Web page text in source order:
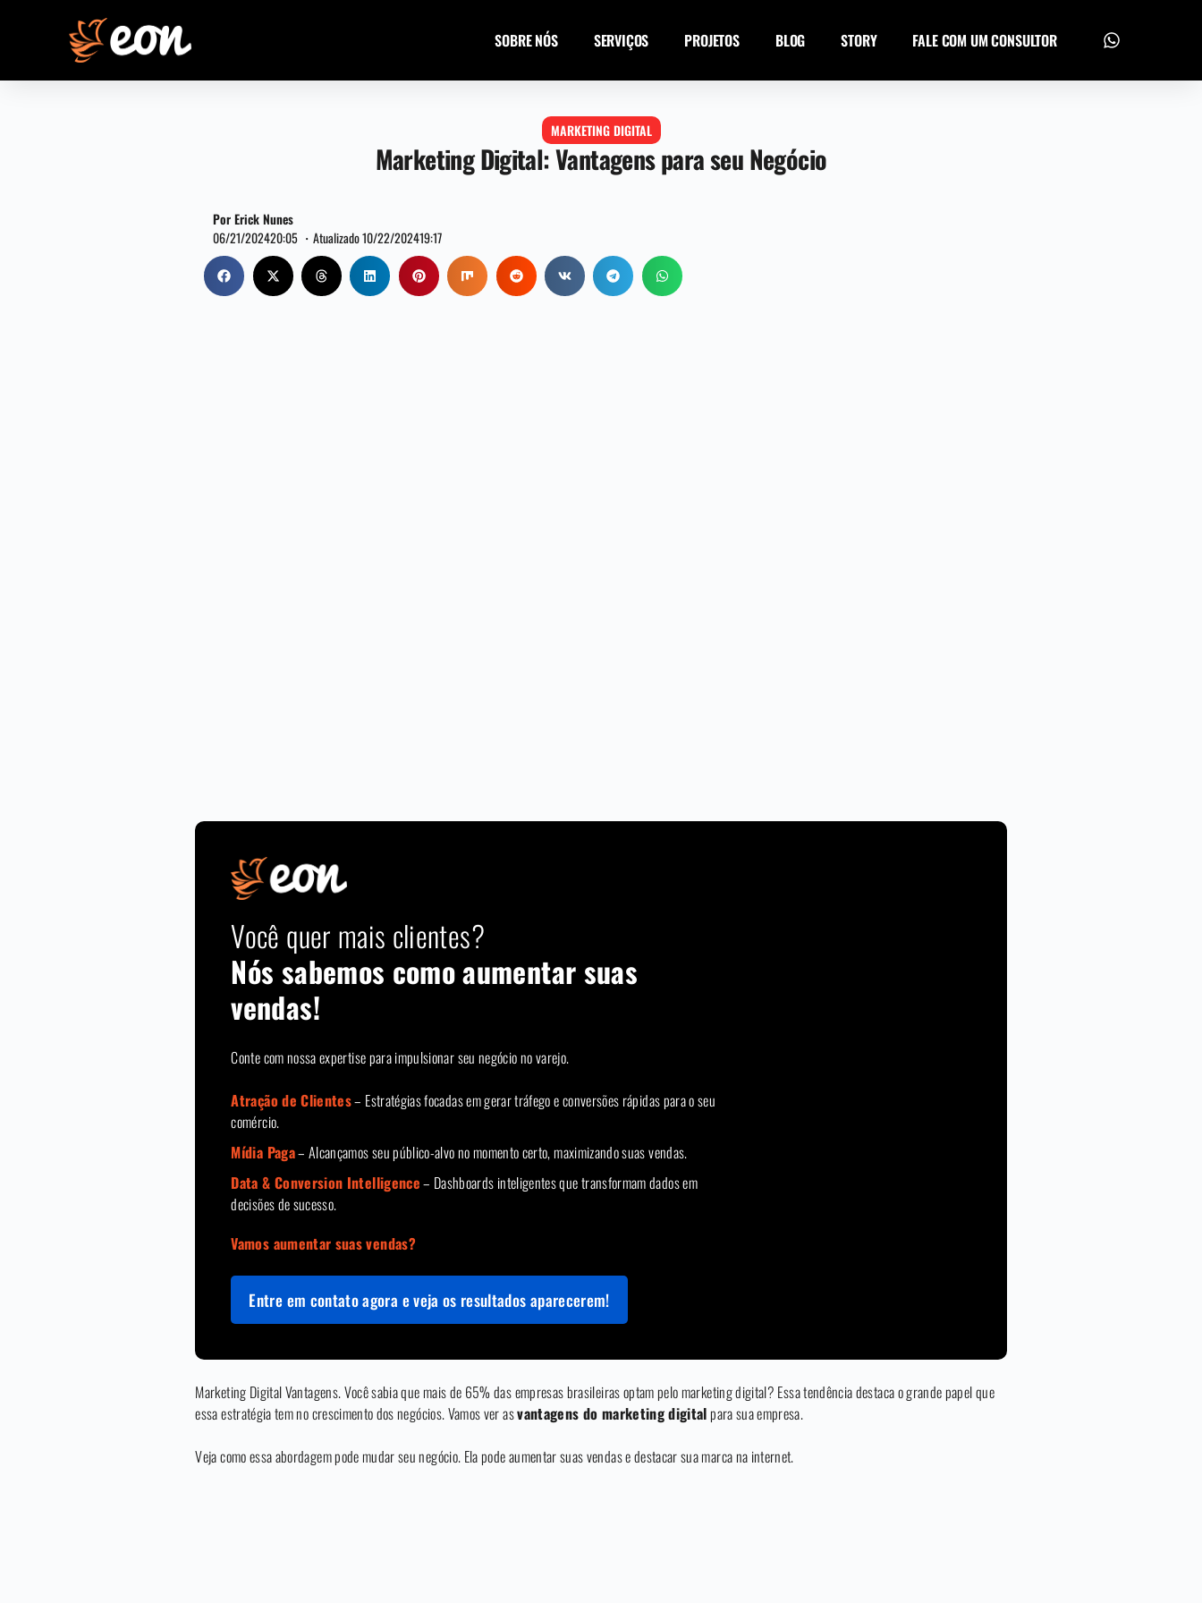
SOBRE NÓS SERVIÇOS PROJETOS BLOG STORY FALE COM UM CONSULTOR
MARKETING DIGITAL
Marketing Digital: Vantagens para seu Negócio
Por Erick Nunes
06/21/202420:05 ・Atualizado 10/22/202419:17
Você quer mais clientes?
Nós sabemos como aumentar suas
vendas!
Conte com nossa expertise para impulsionar seu negócio no varejo.
Atração de Clientes– Estratégias focadas em gerar tráfego e conversões rápidas para o seu
comércio.
Mídia Paga– Alcançamos seu público-alvo no momento certo, maximizando suas vendas.
Data & Conversion Intelligence– Dashboards inteligentes que transformam dados em
decisões de sucesso.
Vamos aumentar suas vendas?
Entre em contato agora e veja os resultados aparecerem!
Marketing Digital Vantagens. Você sabia que mais de 65% das empresas brasileiras optam pelo marketing digital? Essa tendência destaca o grande papel que
essa estratégia tem no crescimento dos negócios. Vamos ver asvantagens do marketing digitalpara sua empresa.
Veja como essa abordagem pode mudar seu negócio. Ela pode aumentar suas vendas e destacar sua marca na internet.